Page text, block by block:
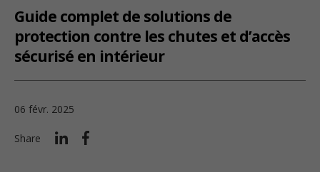
Guide complet de solutions de
protection contre les chutes et d’accès
sécurisé en intérieur
06 févr. 2025
Share